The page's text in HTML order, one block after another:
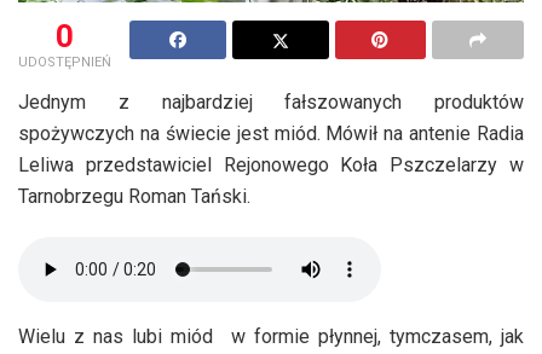
0
UDOSTĘPNIEŃ
Jednym z najbardziej fałszowanych produktów
spożywczych na świecie jest miód. Mówił na antenie Radia
Leliwa przedstawiciel Rejonowego Koła Pszczelarzy w
Tarnobrzegu Roman Tański.
Wielu z nas lubi miód w formie płynnej, tymczasem, jak